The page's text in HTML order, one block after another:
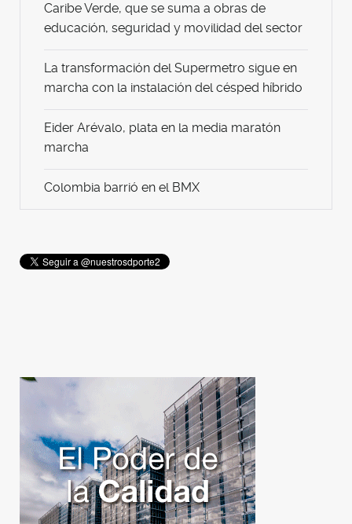
Caribe Verde, que se suma a obras de
educación, seguridad y movilidad del sector
La transformación del Supermetro sigue en
marcha con la instalación del césped híbrido
Eider Arévalo, plata en la media maratón
marcha
Colombia barrió en el BMX